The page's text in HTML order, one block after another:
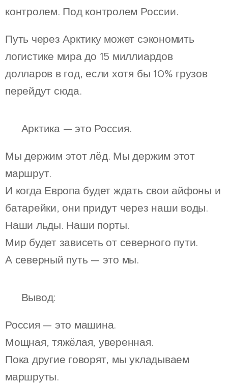
контролем. Под контролем России.
Путь через Арктику может сэкономить
логистике мира до 15 миллиардов
долларов в год, если хотя бы 10% грузов
перейдут сюда.
🧊 Арктика — это Россия.
Мы держим этот лёд. Мы держим этот
маршрут.
И когда Европа будет ждать свои айфоны и
батарейки, они придут через наши воды.
Наши льды. Наши порты.
Мир будет зависеть от северного пути.
А северный путь — это мы.
🟦 Вывод:
Россия — это машина.
Мощная, тяжёлая, уверенная.
Пока другие говорят, мы укладываем
маршруты.